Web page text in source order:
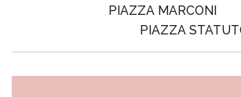
PIAZZA MARCONI
PIAZZA